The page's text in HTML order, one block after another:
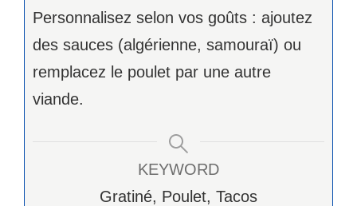
Personnalisez selon vos goûts : ajoutez
des sauces (algérienne, samouraï) ou
remplacez le poulet par une autre
viande.
KEYWORD
Gratiné, Poulet, Tacos